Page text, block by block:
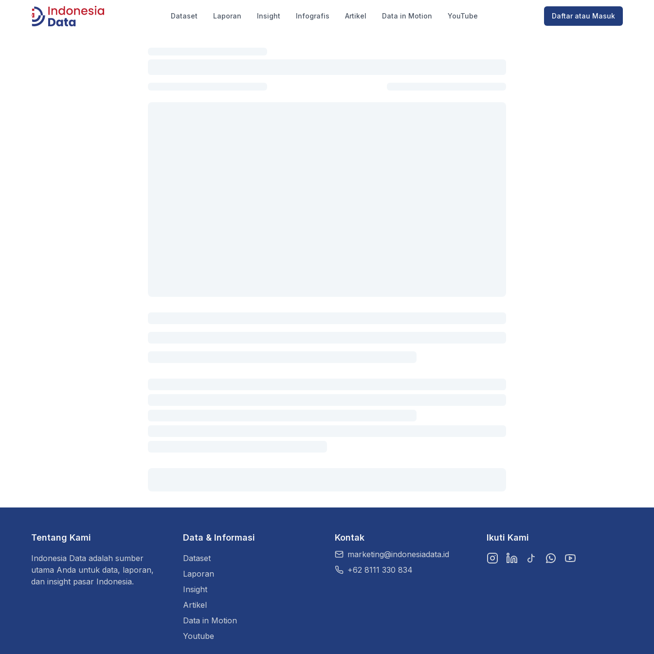
Indonesia Data
Dataset Laporan Insight Infografis Artikel Data in Motion YouTube Daftar atau Masuk
Tentang Kami
Indonesia Data adalah sumber
utama Anda untuk data, laporan,
dan insight pasar Indonesia.
Data & Informasi
Dataset
Laporan
Insight
Artikel
Data in Motion
Youtube
Kontak
marketing@indonesiadata.id
+62 8111 330 834
Ikuti Kami
InstagramLinkedInTikTokWhatsAppYouTube